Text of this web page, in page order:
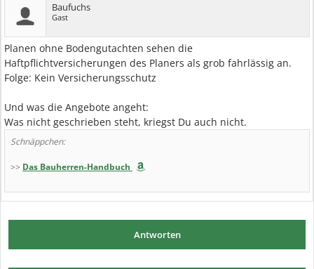
Baufuchs
Gast
Planen ohne Bodengutachten sehen die
Haftpflichtversicherungen des Planers als grob fahrlässig an.
Folge: Kein Versicherungsschutz
Und was die Angebote angeht:
Was nicht geschrieben steht, kriegst Du auch nicht.
Schnäppchen:
>> Das Bauherren-Handbuch
Antworten